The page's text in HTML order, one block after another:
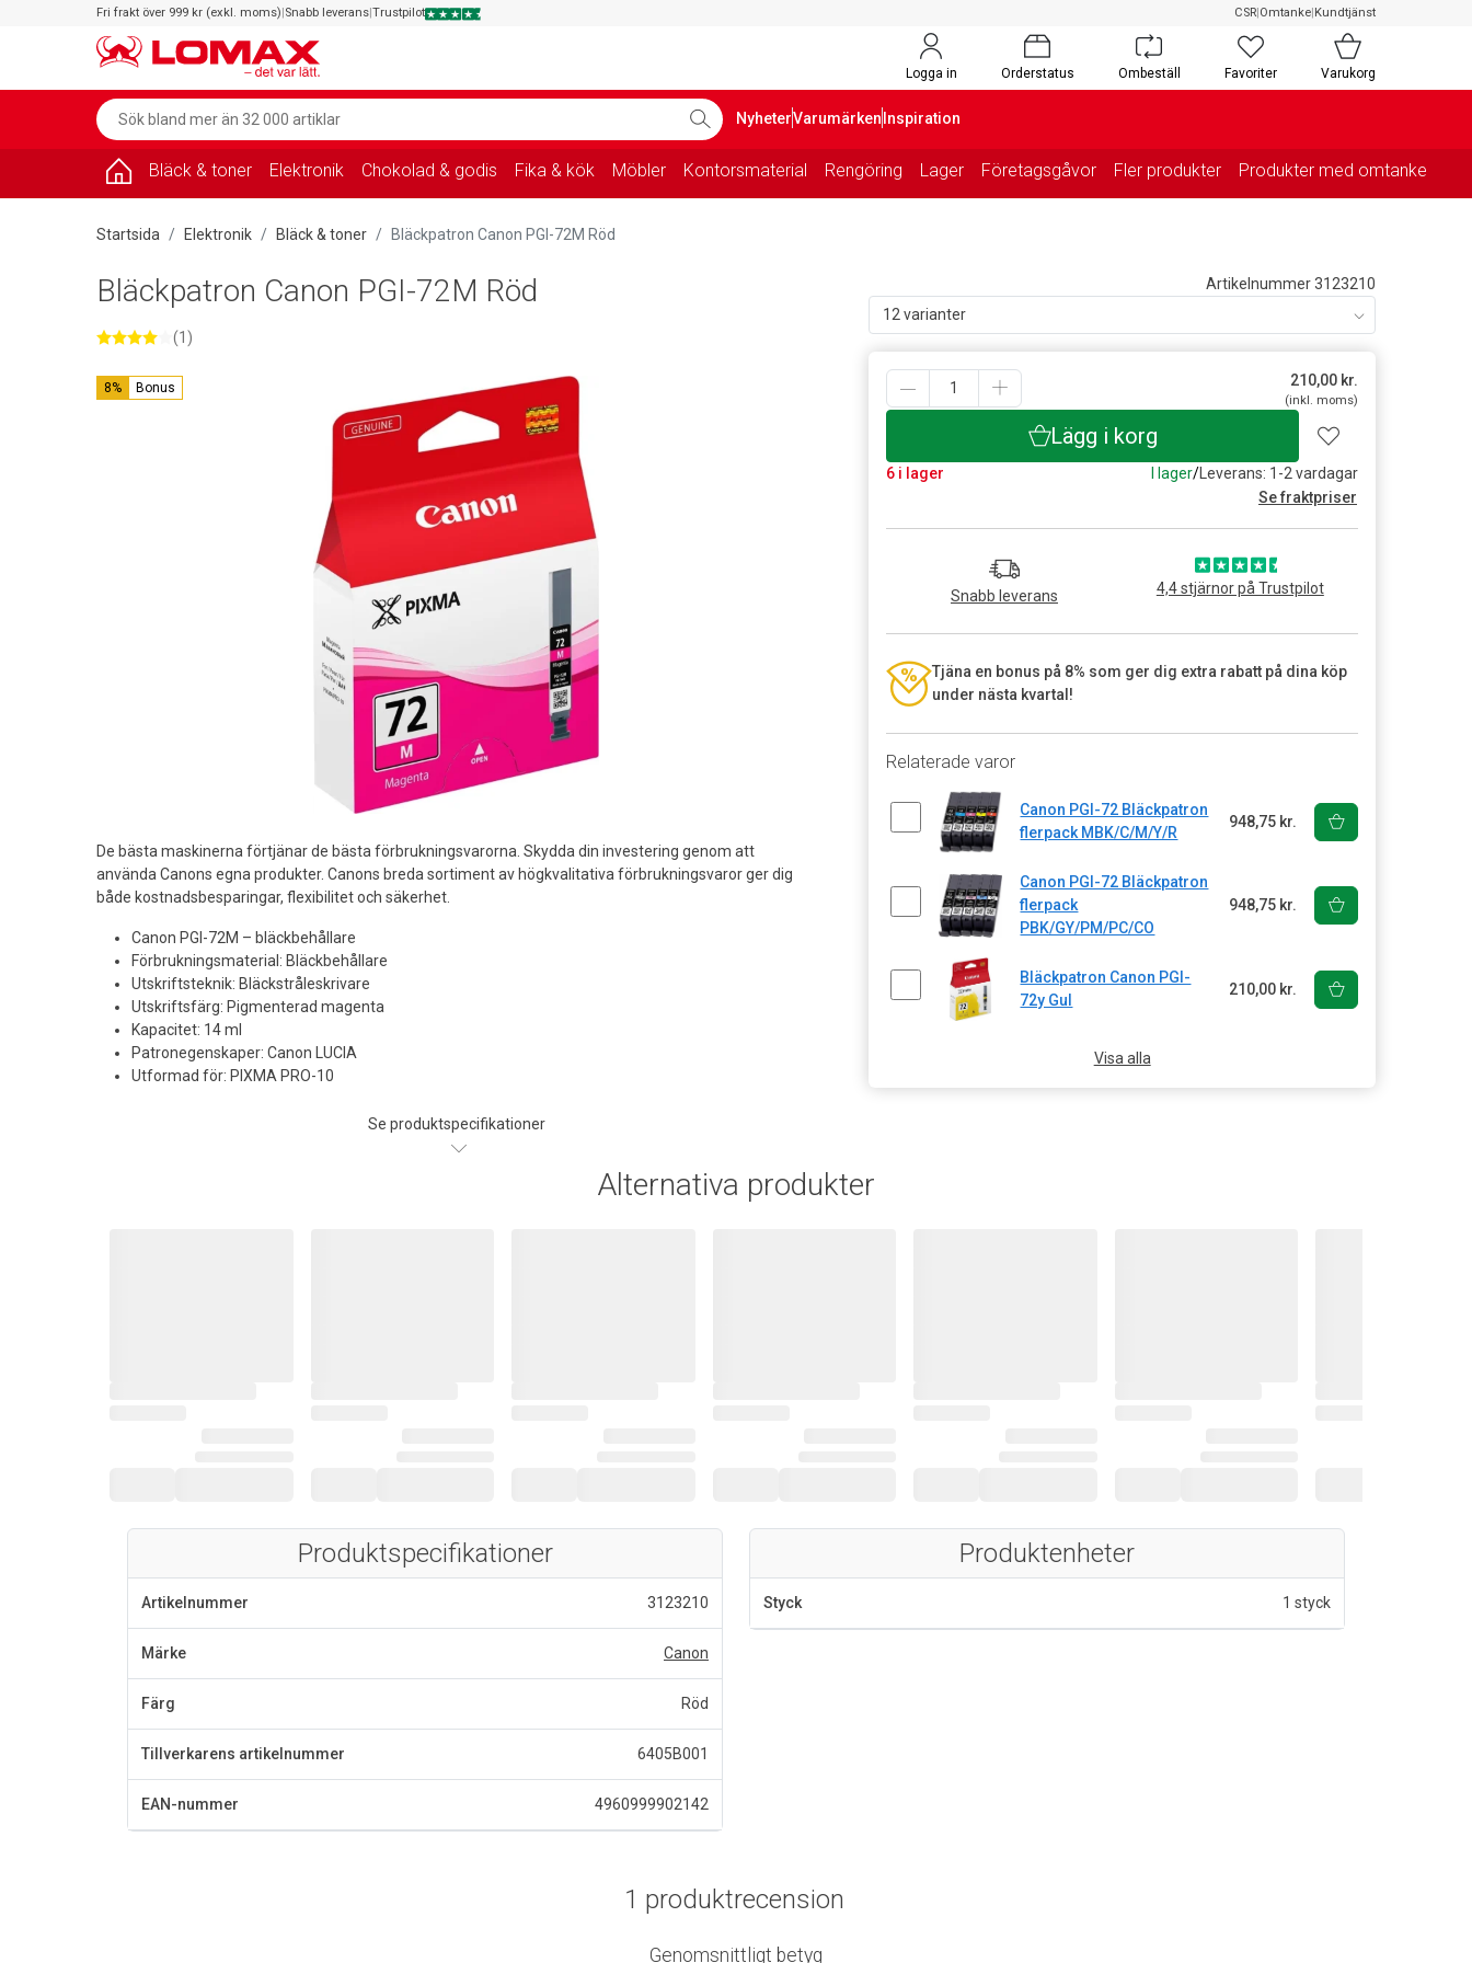
Fri frakt över 999 kr (exkl. moms)|Snabb leverans|Trustpilot CSR|Omtanke|Kundtjänst
Logga in Orderstatus Ombeställ Favoriter Varukorg
NyheterVarumärken Inspiration
Bläck & toner Elektronik Chokolad & godis Fika & kök Möbler Kontorsmaterial Rengöring Lager Företagsgåvor Fler produkter Produkter med omtanke
Startsida Elektronik Bläck & toner Bläckpatron Canon PGI-72M Röd
8% Bonus
De bästa maskinerna förtjänar de bästa förbrukningsvarorna. Skydda din investering genom att
använda Canons egna produkter. Canons breda sortiment av högkvalitativa förbrukningsvaror ger dig
både kostnadsbesparingar, flexibilitet och säkerhet.
Canon PGI-72M – bläckbehållare
Förbrukningsmaterial: Bläckbehållare
Utskriftsteknik: Bläckstråleskrivare
Utskriftsfärg: Pigmenterad magenta
Kapacitet: 14 ml
Patronegenskaper: Canon LUCIA
Utformad för: PIXMA PRO-10
Se produktspecifikationer
Artikelnummer 3123210
12 varianter
210,00kr.
(inkl. moms)
Lägg i korg
6 i lager I lager/Leverans: 1-2 vardagar
Se fraktpriser
Snabb leverans 4,4 stjärnor på Trustpilot
Tjäna en bonus på 8% som ger dig extra rabatt på dina köp
under nästa kvartal!
Relaterade varor
Canon PGI-72 Bläckpatron
flerpack MBK/C/M/Y/R
948,75 kr.
Canon PGI-72 Bläckpatron
flerpack
PBK/GY/PM/PC/CO
948,75 kr.
Bläckpatron Canon PGI-
72y Gul
210,00 kr.
Visa alla
Bläckpatron Canon PGI-72M Röd
(1)
Alternativa produkter
Produktspecifikationer
Artikelnummer 3123210
Märke Canon
Färg Röd
Tillverkarens artikelnummer 6405B001
EAN-nummer 4960999902142
Produktenheter
Styck 1 styck
1 produktrecension
Genomsnittligt betyg